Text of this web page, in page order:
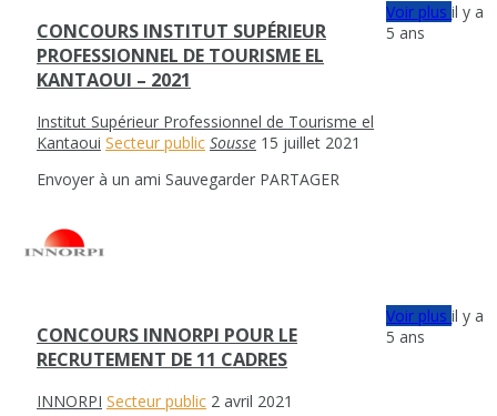
CONCOURS INSTITUT SUPÉRIEUR
PROFESSIONNEL DE TOURISME EL
KANTAOUI – 2021
Institut Supérieur Professionnel de Tourisme el
Kantaoui Secteur public Sousse 15 juillet 2021
Envoyer à un ami Sauvegarder PARTAGER
Voir plusil y a
5 ans
CONCOURS INNORPI POUR LE
RECRUTEMENT DE 11 CADRES
INNORPI Secteur public 2 avril 2021
Voir plusil y a
5 ans